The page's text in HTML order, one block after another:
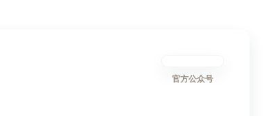
官方公众号